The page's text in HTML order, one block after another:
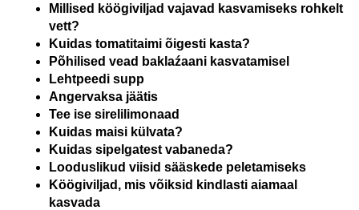
Millised köögiviljad vajavad kasvamiseks rohkelt
vett?
Kuidas tomatitaimi õigesti kasta?
Põhilised vead baklaźaani kasvatamisel
Lehtpeedi supp
Angervaksa jäätis
Tee ise sirelilimonaad
Kuidas maisi külvata?
Kuidas sipelgatest vabaneda?
Looduslikud viisid sääskede peletamiseks
Köögiviljad, mis võiksid kindlasti aiamaal
kasvada